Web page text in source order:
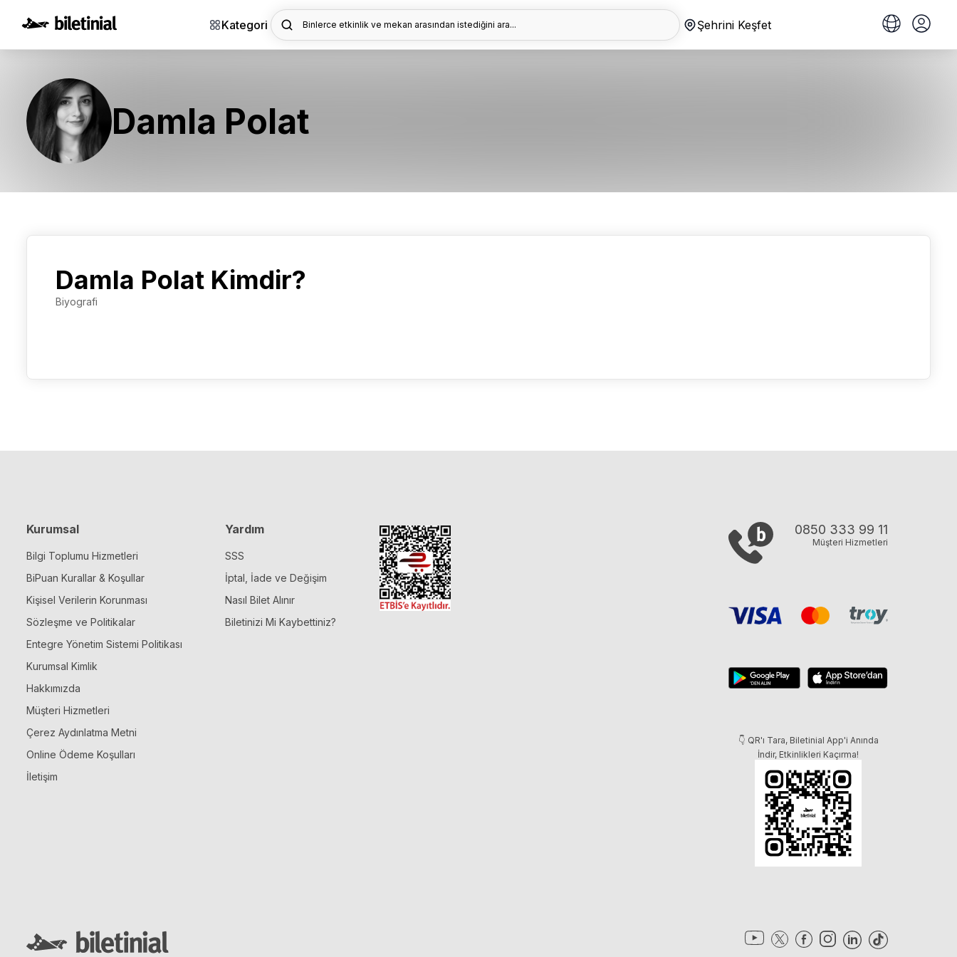
Kategori Binlerce etkinlik ve mekan arasından istediğini ara... Şehrini Keşfet
Damla Polat
Damla Polat Kimdir?
Biyografi
Kurumsal
Bilgi Toplumu Hizmetleri
BiPuan Kurallar & Koşullar
Kişisel Verilerin Korunması
Sözleşme ve Politikalar
Entegre Yönetim Sistemi Politikası
Kurumsal Kimlik
Hakkımızda
Müşteri Hizmetleri
Çerez Aydınlatma Metni
Online Ödeme Koşulları
İletişim
Yardım
SSS
İptal, İade ve Değişim
Nasıl Bilet Alınır
Biletinizi Mi Kaybettiniz?
0850 333 99 11
Müşteri Hizmetleri
👇 QR'ı Tara, Biletinial App'i Anında
İndir, Etkinlikleri Kaçırma!